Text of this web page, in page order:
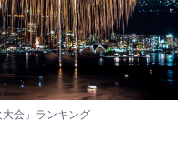
会」ランキング